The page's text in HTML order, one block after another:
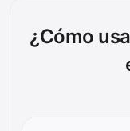
¿Cómo